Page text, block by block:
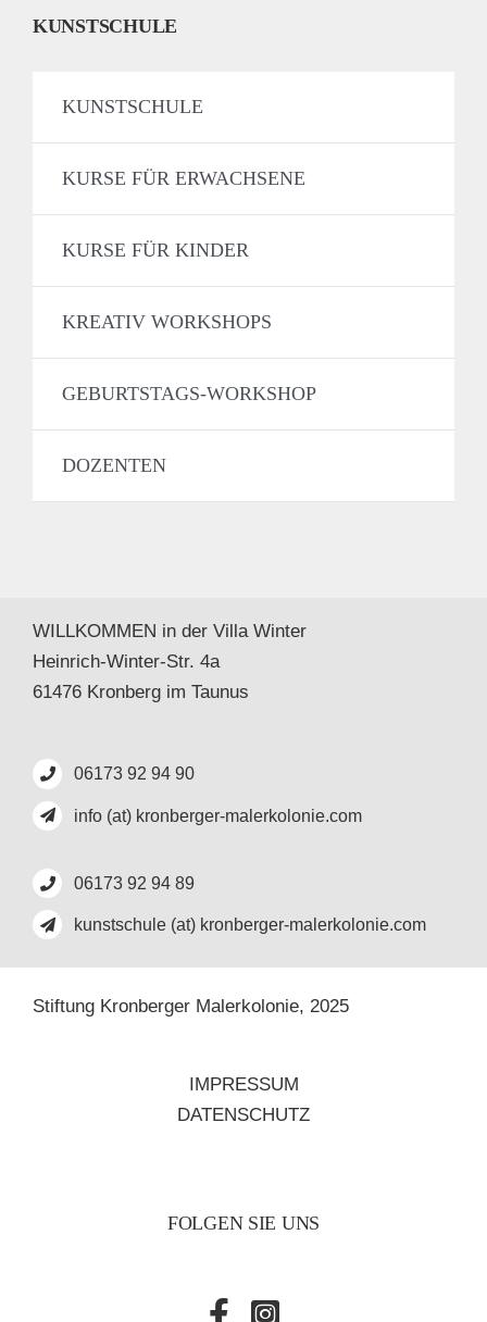
KUNSTSCHULE
KUNSTSCHULE
KURSE FÜR ERWACHSENE
KURSE FÜR KINDER
KREATIV WORKSHOPS
GEBURTSTAGS-WORKSHOP
DOZENTEN
WILLKOMMEN in der Villa Winter
Heinrich-Winter-Str. 4a
61476 Kronberg im Taunus
06173 92 94 90
info (at) kronberger-malerkolonie.com
06173 92 94 89
kunstschule (at) kronberger-malerkolonie.com
Stiftung Kronberger Malerkolonie, 2025
IMPRESSUM
DATENSCHUTZ
FOLGEN SIE UNS